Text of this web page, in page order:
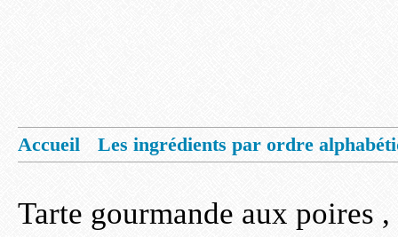
Accueil
Les ingrédients par ordre
Tarte gourmande aux poires